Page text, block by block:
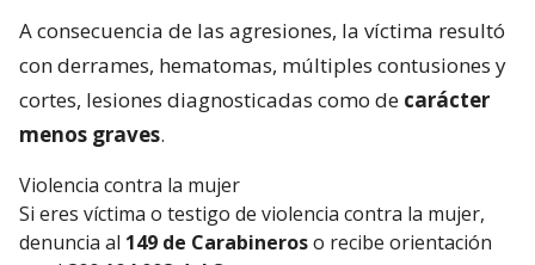
A consecuencia de las agresiones, la víctima resultó
con derrames, hematomas, múltiples contusiones y
cortes, lesiones diagnosticadas como de carácter
menos graves.
Violencia contra la mujer
Si eres víctima o testigo de violencia contra la mujer,
denuncia al 149 de Carabineroso recibe orientación